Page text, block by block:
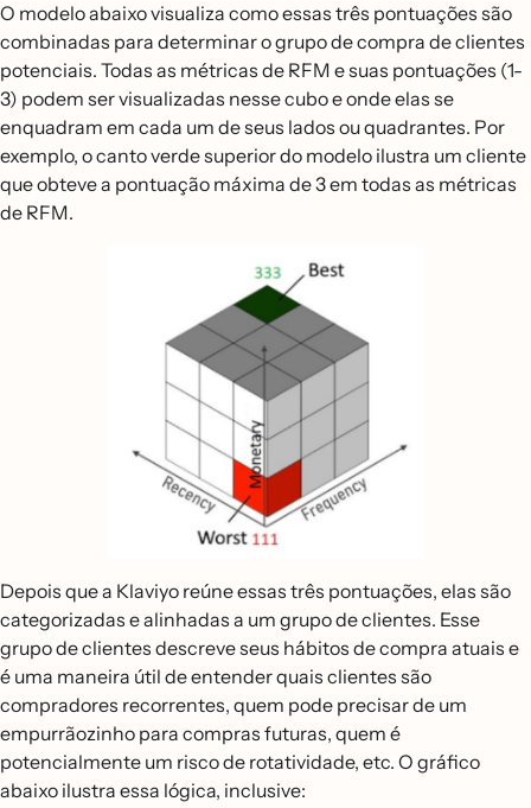
O modelo abaixo visualiza como essas três pontuações são
combinadas para determinar o grupo de compra de clientes
potenciais. Todas as métricas de RFM e suas pontuações (1-
3) podem ser visualizadas nesse cubo e onde elas se
enquadram em cada um de seus lados ou quadrantes. Por
exemplo, o canto verde superior do modelo ilustra um cliente
que obteve a pontuação máxima de 3 em todas as métricas
de RFM.
Depois que a Klaviyo reúne essas três pontuações, elas são
categorizadas e alinhadas a um grupo de clientes. Esse
grupo de clientes descreve seus hábitos de compra atuais e
é uma maneira útil de entender quais clientes são
compradores recorrentes, quem pode precisar de um
empurrãozinho para compras futuras, quem é
potencialmente um risco de rotatividade, etc. O gráfico
abaixo ilustra essa lógica, inclusive: